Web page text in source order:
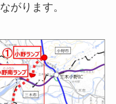
がります。